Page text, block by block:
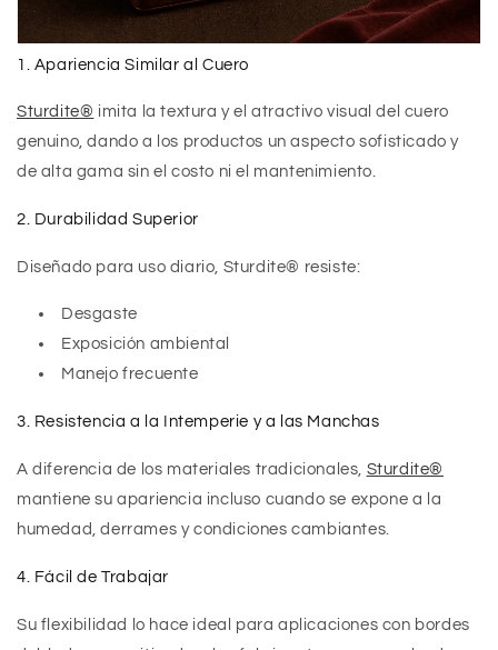
1. Apariencia Similar al Cuero
Sturdite® imita la textura y el atractivo visual del cuero
genuino, dando a los productos un aspecto sofisticado y
de alta gama sin el costo ni el mantenimiento.
2. Durabilidad Superior
Diseñado para uso diario, Sturdite® resiste:
Desgaste
Exposición ambiental
Manejo frecuente
3. Resistencia a la Intemperie y a las Manchas
A diferencia de los materiales tradicionales, Sturdite®
mantiene su apariencia incluso cuando se expone a la
humedad, derrames y condiciones cambiantes.
4. Fácil de Trabajar
Su flexibilidad lo hace ideal para aplicaciones con bordes